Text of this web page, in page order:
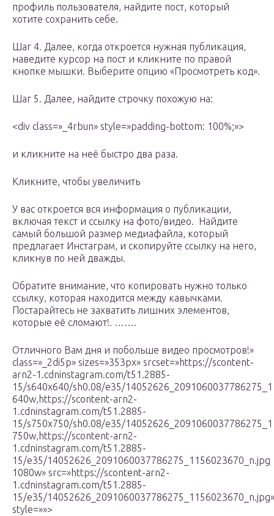
профиль пользователя, найдите пост, который
хотите сохранить себе.
Шаг 4. Далее, когда откроется нужная публикация,
наведите курсор на пост и кликните по правой
кнопке мышки. Выберите опцию «Просмотреть код».
Шаг 5. Далее, найдите строчку похожую на:
<div class=»_4rbun» style=»padding-bottom: 100%;»>
и кликните на неё быстро два раза.
Кликните, чтобы увеличить
У вас откроется вся информация о публикации,
включая текст и ссылку на фото/видео. Найдите
самый большой размер медиафайла, который
предлагает Инстаграм, и скопируйте ссылку на него,
кликнув по ней дважды.
Обратите внимание, что копировать нужно только
ссылку, которая находится между кавычками.
Постарайтесь не захватить лишних элементов,
которые её сломают!. …….
Отличного Вам дня и побольше видео просмотров!»
class=»_2di5p» sizes=»353px» srcset=»https://scontent-
arn2-1.cdninstagram.com/t51.2885-
15/s640x640/sh0.08/e35/
640w,https://scontent-arn2-
1.cdninstagram.com/t51.2885-
15/s750x750/sh0.08/e35/
750w,https://scontent-arn2-
1.cdninstagram.com/t51.2885-
15/e35/14052626_2091060037786275_1156023670_n.jpg
1080w» src=»https://scontent-arn2-
1.cdninstagram.com/t51.2885-
15/e35/14052626_2091060037786275_1156023670_n.jpg»
style=»»>